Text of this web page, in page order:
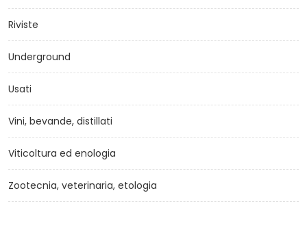
Riviste
Underground
Usati
Vini, bevande, distillati
Viticoltura ed enologia
Zootecnia, veterinaria, etologia